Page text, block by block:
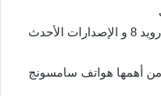
و بالأخص الهواتف التي تعمل بنظام أندرويد 8 و الإصدارات الأحدث
أهمها هواتف سامسونج